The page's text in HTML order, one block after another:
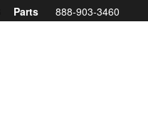
Parts 888-903-3460